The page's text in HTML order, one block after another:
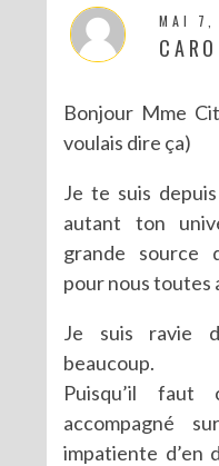
MAI 7,
CARO
Bonjour Mme
voulais dire ça)
Je te suis
autant ton
grande source
pour nous
Je suis ravie
beaucoup.
Puisqu’il faut
accompagné
impatiente d’en